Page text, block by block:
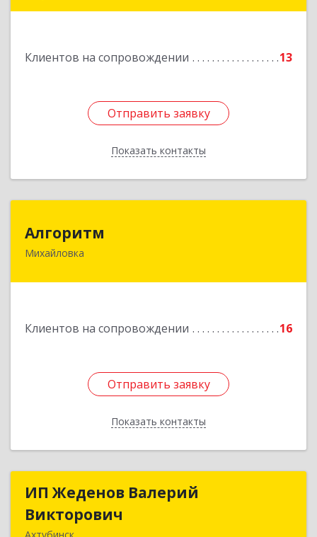
Клиентов на сопровождении 13
Отправить заявку
Показать контакты
Подробнее
Отправить заявку
Назад
Алгоритм
Михайловка
Клиентов на сопровождении 16
Отправить заявку
Показать контакты
Отправить заявку
Назад
ИП Жеденов Валерий
Викторович
ИП Жеденов Валерий